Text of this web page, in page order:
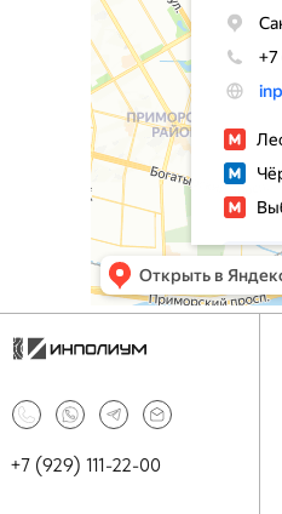
+7 (929) 111-22-00